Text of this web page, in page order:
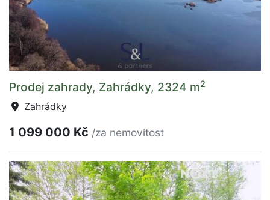
Prodej zahrady, Zahrádky, 2324 m2
Zahrádky
1 099 000 Kč /za nemovitost